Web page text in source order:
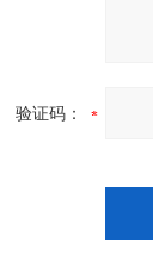
验证码：